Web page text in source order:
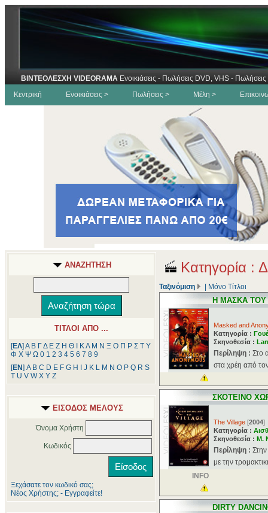
ΒΙΝΤΕΟΛΕΣΧΗ VIDEORAMA Ενοικιάσεις - Πωλήσεις DVD, VHS -
Κεντρική
Ενοικιάσεις > Πωλήσεις > Μέλη >
ΑΝΑΖΗΤΗΣΗ
ΤΙΤΛΟΙ ΑΠΟ ...
[ΕΛ] Α Β ΓΔ Ε Ζ Η Θ ΚΛ Μ Ν Ξ Ο Π Ρ Σ Τ Υ
Φ Χ Ψ Ω 0 1 2 3 4 5 6 7 8 9
[ΕΝ] A B C D E F G H J K L M N O P Q R S
T U V W X Y Z
ΕΙΣΟΔΟΣ ΜΕΛΟΥΣ
Όνομα Χρήστη
Κωδικός
Ξεχάσατε τον κωδικό σας;
Νέος Χρήστης; - Εγγραφείτε!
Κατηγορία :
Ταξινόμιση Μόνο Τίτλοι
Η ΜΑΣΚΑ
Masked and
Κατηγορία :
Σκηνοθεσία :
Περίληψη : Στο
στα χρέη από
ΣΚΟΤΕΙΝΟ
The Village [2004]
Κατηγορία :
Σκηνοθεσία : M.
Περίληψη :
με την
INFO
DIRTY